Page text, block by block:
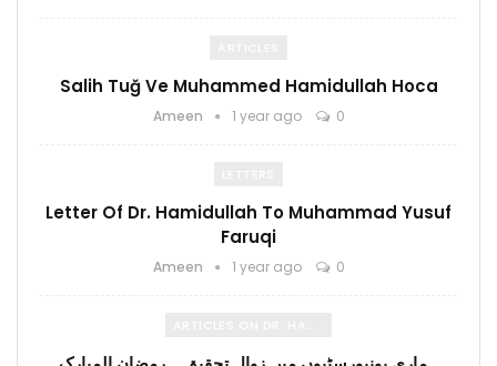
Salih Tuğ Ve Muhammed Hamidullah Hoca
Ameen 1 year ago 0
Letter Of Dr. Hamidullah To Muhammad Yusuf
Faruqi
Ameen 1 year ago 0